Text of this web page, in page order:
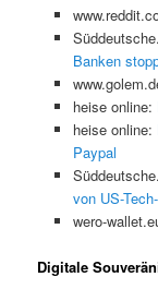
Banken
heise online:
heise online:
Paypal
von US-
wero-
Digitale